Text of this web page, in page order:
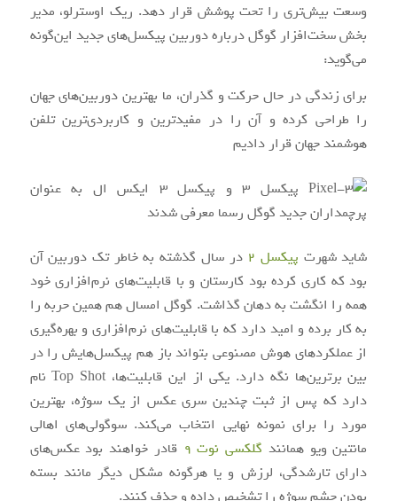
وسعت بیش‌تری را تحت پوشش قرار دهد. ریک اوسترلو، مدیر
بخش سخت‌افزار گوگل درباره دوربین پیکسل‌های جدید این‌گونه
می‌گوید:
برای زندگی در حال حرکت و گذران، ما بهترین دوربین‌های جهان
را طراحی کرده و آن‌ را در مفیدترین و کاربردی‌ترین تلفن
هوشمند جهان قرار دادیم
شاید شهرت پیکسل 2
در سال گذشته به خاطر تک دوربین آن
بود که کاری کرده بود کارستان و با قابلیت‌های نرم‌افزاری خود
همه را انگشت به دهان گذاشت. گوگل امسال هم همین حربه را
به کار برده و امید دارد که با قابلیت‌های نرم‌افزاری و بهره‌گیری
از عملکردهای هوش مصنوعی بتواند باز هم پیکسل‌هایش را در
بین برترین‌ها نگه دارد. یکی از این قابلیت‌ها، Top Shot نام
دارد که پس از ثبت چندین سری عکس از یک سوژه، بهترین
مورد را برای نمونه نهایی انتخاب می‌کند. سوگولی‌های اهالی
مانتین ویو همانند گلکسی نوت 9
قادر خواهند بود عکس‌های
دارای تارشدگی، لرزش و یا هرگونه مشکل دیگر مانند بسته